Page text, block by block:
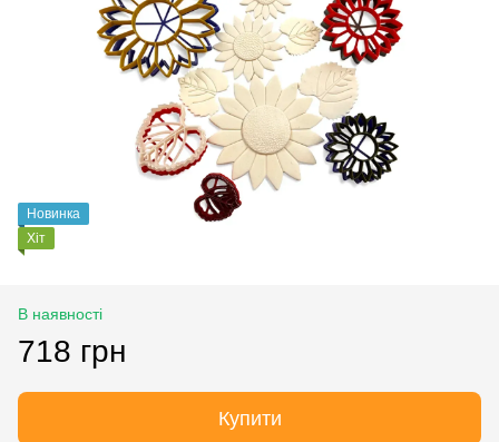
Новинка
Хіт
В наявності
718 грн
Купити